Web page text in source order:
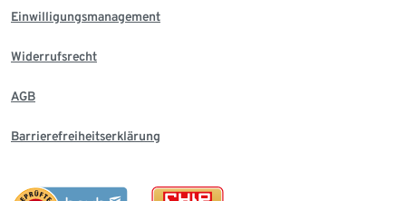
Einwilligungsmanagement
Widerrufsrecht
AGB
Barrierefreiheitserklärung